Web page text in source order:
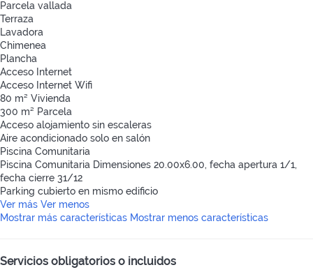
Parcela vallada
Terraza
Lavadora
Chimenea
Plancha
Acceso Internet
Acceso Internet Wifi
80 m² Vivienda
300 m² Parcela
Acceso alojamiento sin escaleras
Aire acondicionado solo en salón
Piscina Comunitaria
Piscina Comunitaria Dimensiones 20.00x6.00, fecha apertura 1/1,
fecha cierre 31/12
Parking cubierto en mismo edificio
Ver más Ver menos
Mostrar más características Mostrar menos características
Servicios obligatorios o incluidos